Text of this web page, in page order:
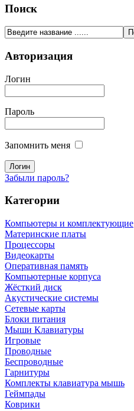
Поиск
Авторизация
Логин
Пароль
Запомнить меня
Забыли пароль?
Категории
Компьютеры и комплектующие
Материнские платы
Процессоры
Видеокарты
Оперативная память
Компьютерные корпуса
Жёсткий диск
Акустические системы
Сетевые карты
Блоки питания
Мыши Клавиатуры
Игровые
Проводные
Беспроводные
Гарнитуры
Комплекты клавиатура мышь
Геймпады
Коврики